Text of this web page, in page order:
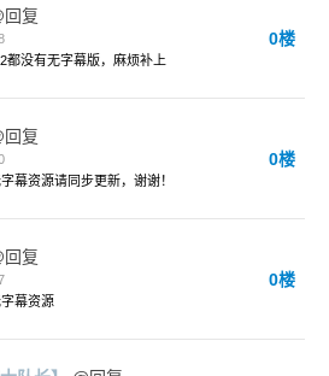
回复
0楼
都没有无字幕版，麻烦补上
回复
0楼
幕资源请同步更新，谢谢！
回复
0楼
幕资源